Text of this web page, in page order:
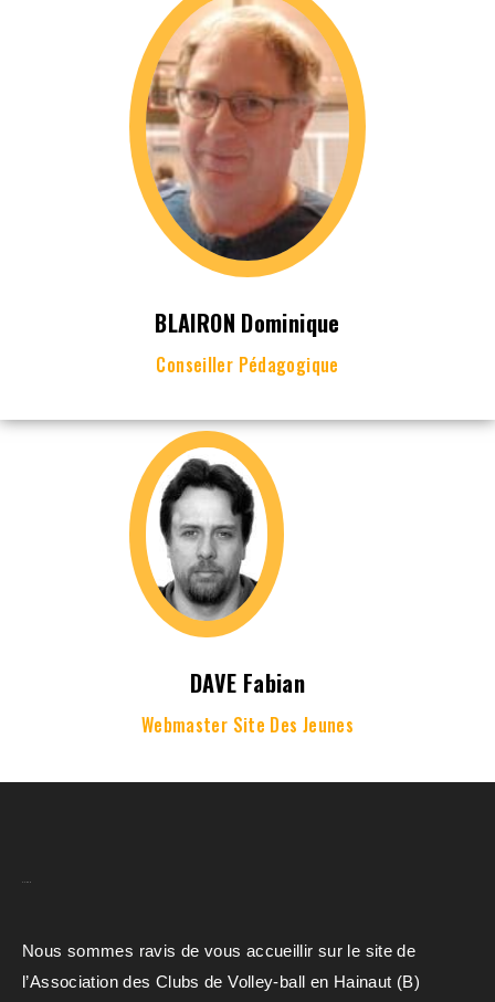
BLAIRON Dominique
Conseiller Pédagogique
DAVE Fabian
Webmaster Site Des Jeunes
Nous sommes ravis de vous accueillir sur le site de
l’Association des Clubs de Volley-ball en Hainaut (B)